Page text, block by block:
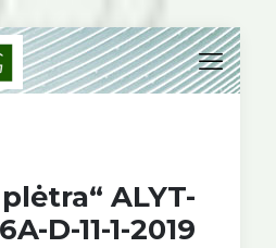
ALYT-
D-11-1-2019